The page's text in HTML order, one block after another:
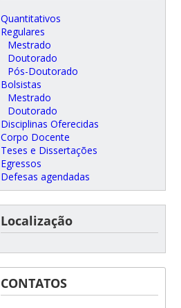
Quantitativos
Regulares
Mestrado
Doutorado
Pós-Doutorado
Bolsistas
Mestrado
Doutorado
Disciplinas Oferecidas
Corpo Docente
Teses e Dissertações
Egressos
Defesas agendadas
Localização
CONTATOS